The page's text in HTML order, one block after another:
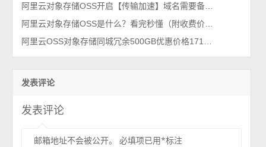
发表评论
发表评论
邮箱地址不会被公开。 必填项已用*标注